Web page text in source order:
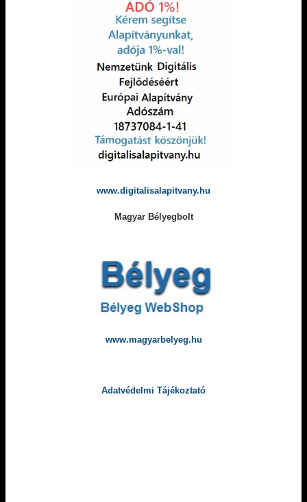
www.digitalisalapitvany.hu
Magyar Bélyegbolt
www.magyarbelyeg.hu
Adatvédelmi Tájékoztató